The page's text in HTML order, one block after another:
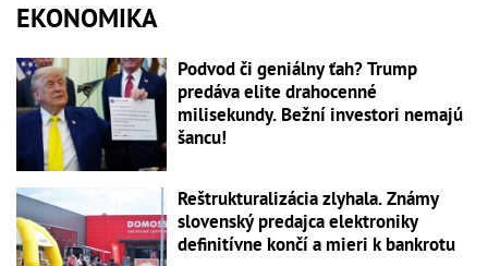
EKONOMIKA
Podvod či geniálny ťah? Trump
predáva elite drahocenné
milisekundy. Bežní investori nemajú
šancu!
Reštrukturalizácia zlyhala. Známy
slovenský predajca elektroniky
definitívne končí a mieri k bankrotu